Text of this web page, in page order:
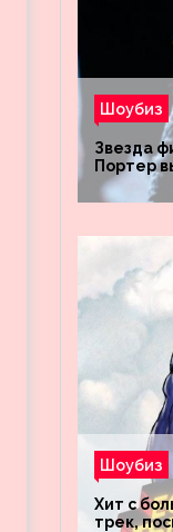
Шоубиз
Звезда
Портер
Шоубиз
Хит с
трек,